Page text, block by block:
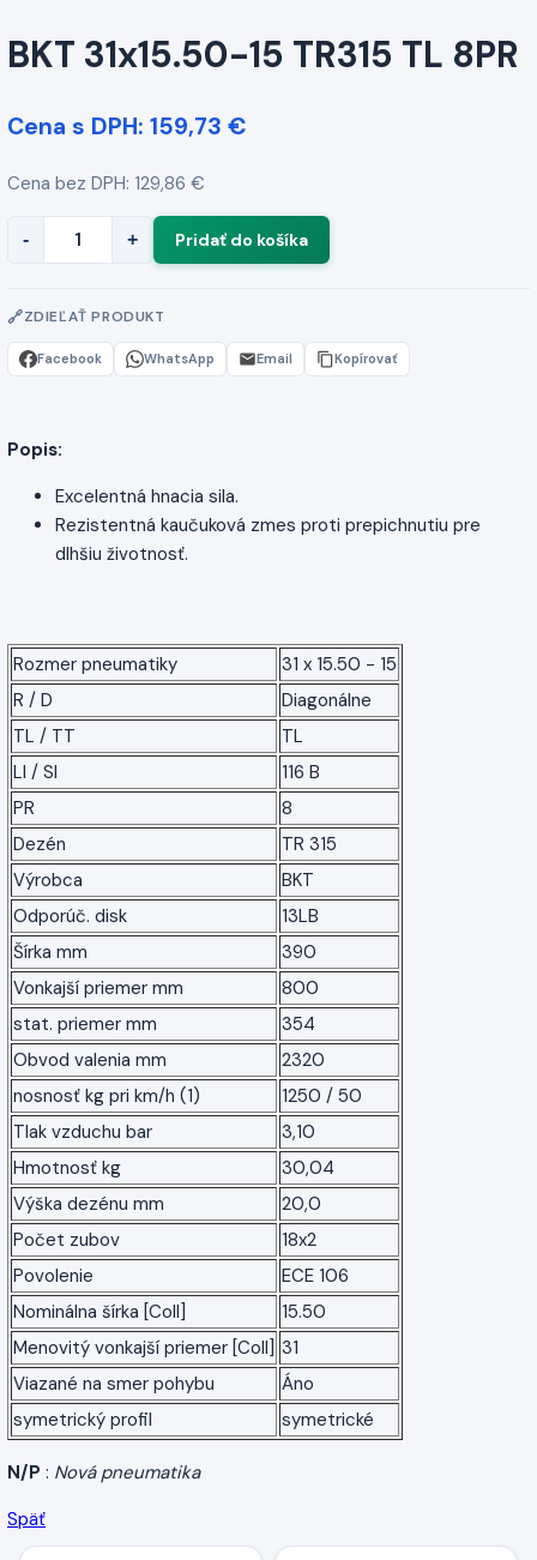
BKT 31x15.50-15 TR315 TL 8PR
Cena s DPH: 159,73 €
Cena bez DPH: 129,86 €
- +
ZDIEĽAŤ PRODUKT
Facebook WhatsApp Email Kopírovať
Popis:
Excelentná hnacia sila.
Rezistentná kaučuková zmes proti prepichnutiu pre
dlhšiu životnosť.
Rozmer pneumatiky
31 x 15.50 - 15
R / D
Diagonálne
TL / TT
TL
LI / SI
116 B
PR
8
Dezén
TR 315
Výrobca
BKT
Odporúč. disk
13LB
Šírka mm
390
Vonkajší priemer mm
800
stat. priemer mm
354
Obvod valenia mm
2320
nosnosť kg pri km/h (1)
1250 / 50
Tlak vzduchu bar
3,10
Hmotnosť kg
30,04
Výška dezénu mm
20,0
Počet zubov
18x2
Povolenie
ECE 106
Nominálna šírka [Coll]
15.50
Menovitý vonkajší priemer [Coll] 31
Viazané na smer pohybu
Áno
symetrický profil
symetrické
N/P : Nová pneumatika
Späť